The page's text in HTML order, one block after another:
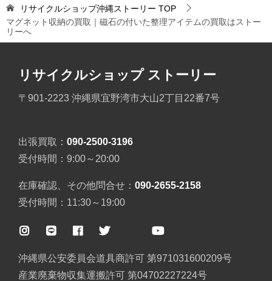
リサイクルショップ沖縄ストーリー TOP
マグネット収納の買取｜磁石の付いた整理アイテムの買取はストー
リーへ
リサイクルショップ ストーリー
〒901-2223 沖縄県宜野湾市大山2丁目22番7号
出張買取： 090-2500-3196
受付時間：9:00～20:00
在庫確認、その他問合せ： 090-2655-2158
受付時間：11:30～19:00
沖縄県公安委員会道具商許可 第971031600209号
産業廃棄物収集運搬許可 第04702227224号